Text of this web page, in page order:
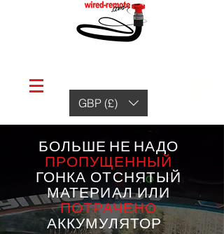
GBP (£)
БОЛЬШЕ НЕ НАДО
ПРОПУЩЕННЫЙ
ГОНКА ОТСНЯТЫЙ
МАТЕРИАЛ ИЛИ
ПОТРАЧЕНО
АККУМУЛЯТОР